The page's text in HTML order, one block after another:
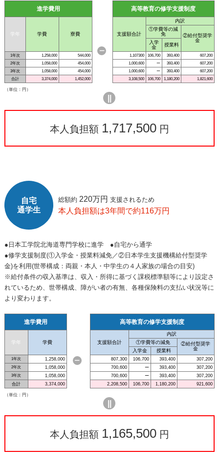
進学費用 高等教育の修学支援制度
学年 学費 寮費
ー
支援額合計
内訳
①学費等の減
免
②給付型奨学
金
入学
金
授業料
1年次 1,258,000 544,000 1,107300 106,700 393,400
607,200
2年次
1,058,000 454,000 1,000,600 ー 393,400
607,200
3年次
1,058,000 454,000 1,000,600 ー 393,400
607,200
合計
3,374,000 1,452,000 3,108,500 106,700 1,180,200 1,821,600
（単位：円）
本人負担額 1,717,500円
自宅
通学生
総額約 220万円 支援されるため
本人負担額は3年間で約116万円
●日本工学院北海道専門学校に進学 ●自宅から通学
●修学支援制度(①入学金・授業料減免／②日本学生支援機構給付型奨学
金)を利用(世帯構成：両親・本人・中学生の４人家族の場合の目安)
※給付条件の収入基準は、収入・所得に基づく課税標準額等により設定さ
れているため、世帯構成、障がい者の有無、各種保険料の支払い状況等に
より変わります。
進学費用 高等教育の修学支援制度
学年 学費
ー
支援額合計
内訳
①学費等の減免
②給付型奨学
金
入学金 授業料
1年次 1,258,000 807,300 106,700 393,400 307,200
2年次 1,058,000 700,600 ー 393,400 307,200
3年次 1,058,000 700,600 ー 393,400
307,200
合計
3,374,000 2,208,500 106,700 1,180,200 921,600
（単位：円）
本人負担額 1,165,500円